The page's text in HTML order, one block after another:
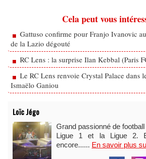
Cela peut vous
Gattuso confirme pour Franjo Ivanovic
de la Lazio dégouté
RC Lens : la surprise Ilan Kebbal (Paris
Le RC Lens renvoie Crystal Palace dans
Ismaëlo Ganiou
Loïc Jégo
Grand passionné de
Ligue 1 et la Ligue 2.
encore...... En savoir plus